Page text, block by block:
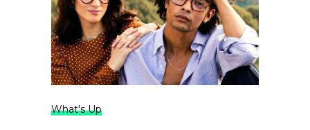
What's Up